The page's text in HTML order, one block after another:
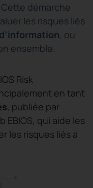
démarche
les risques liés
, ou
ensemble.
Risk
en tant
, publiée par
EBIOS, qui aide les
les risques liés à